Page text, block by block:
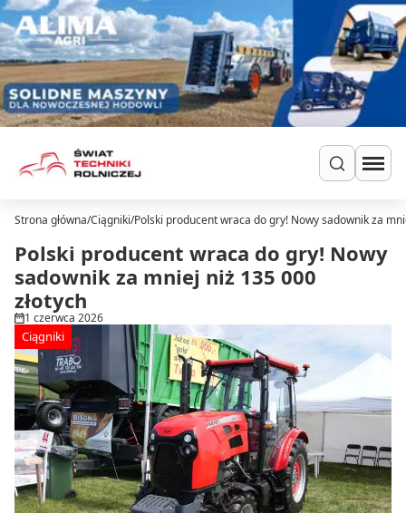
Przejdź do treści
Ciągniki
Ładowarki
Do zielonki
Dla hodowców
Uprawa
Siew i nawożenie
Ochrona i nawadnianie
Transport i przechowywanie
Do zbioru
Rolnictwo precyzyjne
Dealerzy
Ze świata techniki rolniczej
Szukaj
Strona główna/Ciągniki/Polski producent wraca do gry! Nowy sadownik za
Polski producent wraca do gry! Nowy
sadownik za mniej niż 135 000
złotych
1 czerwca 2026
Ciągniki